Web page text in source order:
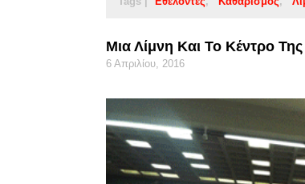
Μια Λίμνη Και Το Κέντρο
6 Απριλίου, 2016